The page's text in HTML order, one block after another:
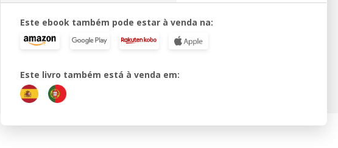
Este ebook também pode estar à venda na:
Este livro também está à venda em: